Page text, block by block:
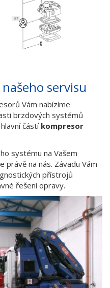
servisu
Vám nabízíme
brzdových systémů
částí kompresor
systému na Vašem
právě na nás. Závadu Vám
přístrojů
řešení opravy.